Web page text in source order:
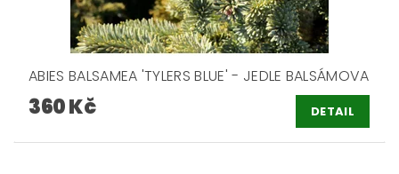
ABIES BALSAMEA 'TYLERS BLUE' - JEDLE BALSÁMOVA
360 Kč DETAIL